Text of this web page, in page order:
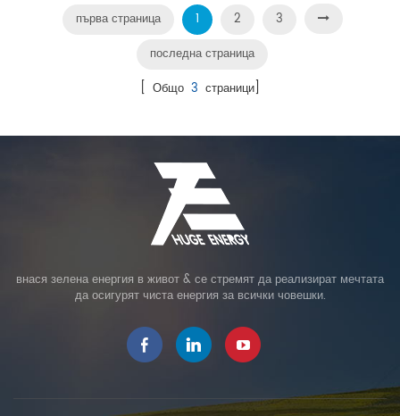
първа страница 1 2
3
последна страница
[ Общо 3 страници]
внася зелена енергия в живот & се стремят да реализират мечтата
да осигурят чиста енергия за всички човешки.